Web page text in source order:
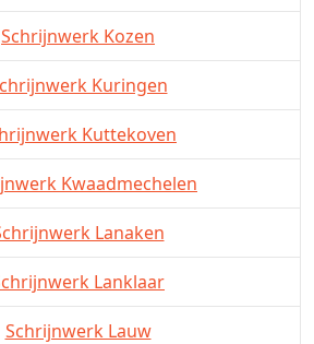
Schrijnwerk Kozen
Kuringen
Kuttekoven
Kwaadmechelen
Lanaken
Lanklaar
Schrijnwerk Lauw